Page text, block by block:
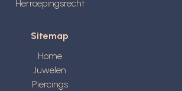
Herroepingsrecht
Sitemap
Home
Juwelen
Piercings